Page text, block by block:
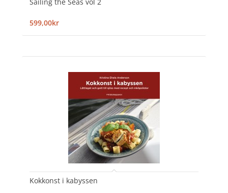
599,00kr
Kokkonst i kabyssen